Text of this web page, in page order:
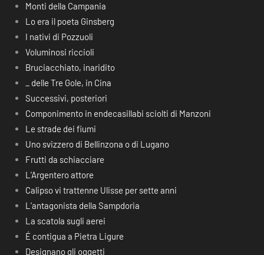
Monti della Campania
Lo era il poeta Ginsberg
I nativi di Pozzuoli
Voluminosi riccioli
Bruciacchiato, inaridito
_ delle Tre Gole, in Cina
Successivi, posteriori
Componimento in endecasillabi sciolti di Manzoni
Le strade dei fiumi
Uno svizzero di Bellinzona o di Lugano
Frutti da schiacciare
L’Argentero attore
Calipso vi trattenne Ulisse per sette anni
L’antagonista della Sampdoria
La scatola sugli aerei
É contigua a Pietra Ligure
Designano gli oggetti